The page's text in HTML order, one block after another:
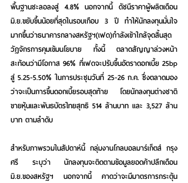
พื้นฐานชะลอลงสู่ 4.8% นอกจากนี้ ดัชนีราคาผู้ผลิตเดือน
มิ.ย.ขยับขึ้นน้อยที่สุดในรอบเกือบ 3 ปี ทำให้นักลงทุนมั่นใจ
มากขึ้นว่าธนาคารกลางสหรัฐฯ(เฟด)กำลังเข้าใกล้จุดสิ้นสุด
วัฏจักรการคุมเข้มนโยบาย ทั้งนี้ ตลาดสัญญาล่วงหน้า
สะท้อนว่ามีโอกาส 96% ที่เฟดจะปรับขึ้นอัตราดอกเบี้ย 25bp
สู่ 5.25-5.50% ในการประชุมวันที่ 25-26 ก.ค. ซึ่งตลาดมอง
ว่าจะเป็นการขึ้นดอกเบี้ยรอบสุดท้าย โดยนักลงทุนต่างชาติ
ขายหุ้นและพันธบัตรไทยสุทธิ 514 ล้านบาท และ 3,527 ล้าน
บาท ตามลำดับ
สำหรับภาพรวมในสัปดาห์นี้ กลุ่มงานโกลบอลมาร์เก็ตส์ กรุง
ศรี ระบุว่า นักลงทุนจะติดตามข้อมูลยอดค้าปลีกเดือน
มิ.ย.ของสหรัฐฯ นอกจากนี้ คาดว่าจะมีมาตรการกระตุ้น